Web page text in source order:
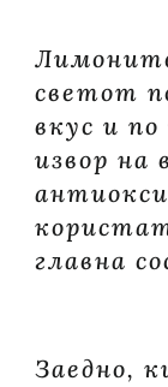
светот
вкус и
извор
главна
Заедно,